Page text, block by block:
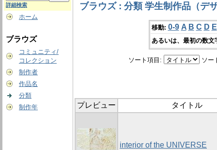
詳細検索
ホーム
ブラウズ
コミュニティ/
コレクション
制作者
作品名
分類
制作年
ブラウズ : 分類 学生制作品（デ
移動: 0-9 A B C D E
あるいは、最初の数
ソート項目: ソー
プレビュー タイトル
interior of the UNIVERSE